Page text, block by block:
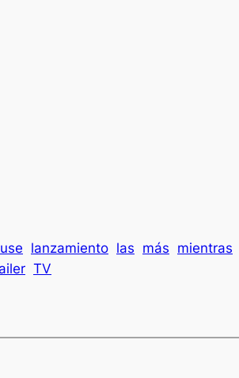
lanzamiento las más mientras
TV